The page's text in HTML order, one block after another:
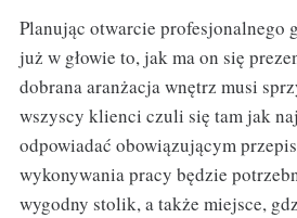
Planując otwarcie profesjonalnego
już w głowie to, jak ma on się
dobrana aranżacja wnętrz musi
wszyscy klienci czuli się tam jak
odpowiadać obowiązującym
wykonywania pracy będzie
wygodny stolik, a także miejsce,